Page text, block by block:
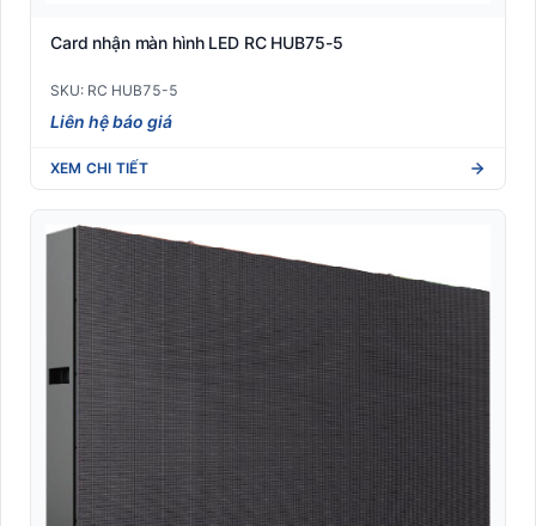
Card nhận màn hình LED RC HUB75-5
SKU: RC HUB75-5
Liên hệ báo giá
XEM CHI TIẾT